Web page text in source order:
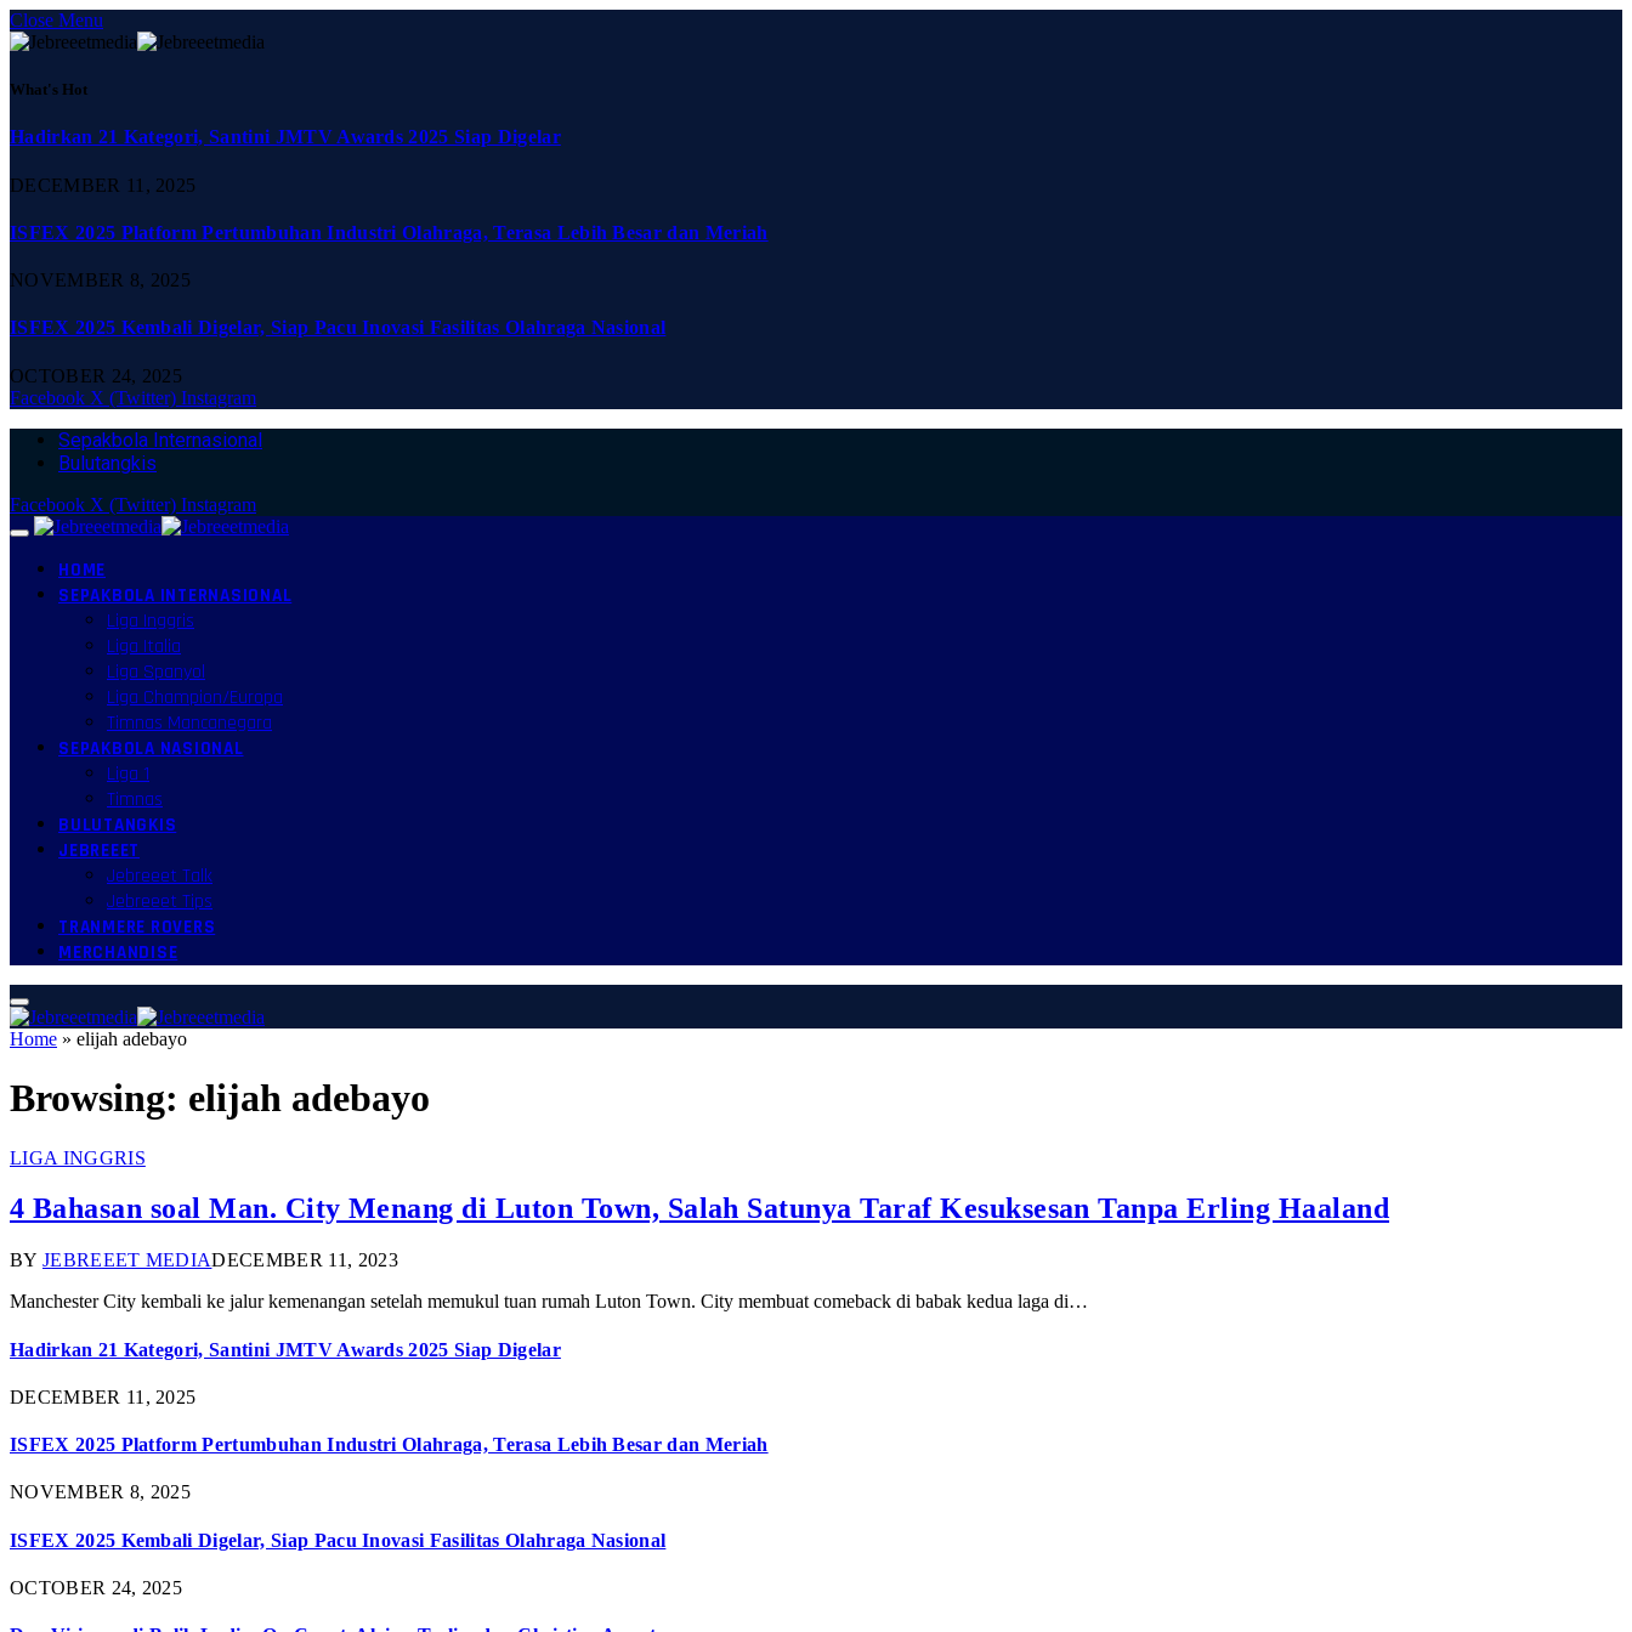
Close Menu
What's Hot
Hadirkan 21 Kategori, Santini JMTV Awards 2025 Siap Digelar
DECEMBER 11, 2025
ISFEX 2025 Platform Pertumbuhan Industri Olahraga, Terasa Lebih Besar dan Meriah
NOVEMBER 8, 2025
ISFEX 2025 Kembali Digelar, Siap Pacu Inovasi Fasilitas Olahraga Nasional
OCTOBER 24, 2025
Facebook X (Twitter) Instagram
Sepakbola Internasional
Bulutangkis
Facebook X (Twitter) Instagram
HOME
SEPAKBOLA INTERNASIONAL
Liga Inggris
Liga Italia
Liga Spanyol
Liga Champion/Europa
Timnas Mancanegara
SEPAKBOLA NASIONAL
Liga 1
Timnas
BULUTANGKIS
JEBREEET
Jebreeet Talk
Jebreeet Tips
TRANMERE ROVERS
MERCHANDISE
Home » elijah adebayo
Browsing: elijah adebayo
LIGA INGGRIS
4 Bahasan soal Man. City Menang di Luton Town, Salah Satunya Taraf Kesuksesan Tanpa Erling Haaland
BY JEBREEET MEDIADECEMBER 11, 2023
Manchester City kembali ke jalur kemenangan setelah memukul tuan rumah Luton Town. City membuat comeback di babak kedua laga di…
Hadirkan 21 Kategori, Santini JMTV Awards 2025 Siap Digelar
DECEMBER 11, 2025
ISFEX 2025 Platform Pertumbuhan Industri Olahraga, Terasa Lebih Besar dan Meriah
NOVEMBER 8, 2025
ISFEX 2025 Kembali Digelar, Siap Pacu Inovasi Fasilitas Olahraga Nasional
OCTOBER 24, 2025